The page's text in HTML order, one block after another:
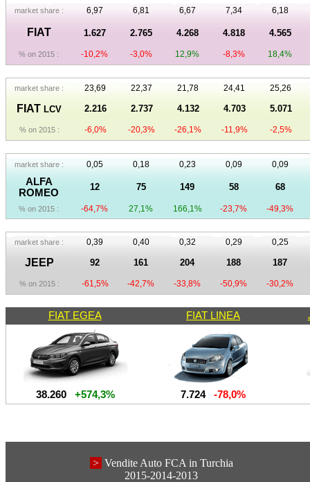
market share : 6,97 6,81 6,67 7,34 6,18
FIAT 1.627 2.765 4.268 4.818 4.565
% on 2015 : -10,2% -3,0% 12,9% -8,3% 18,4%
market share : 23,69 22,37 21,78 24,41 25,26
FIAT LCV 2.216 2.737 4.132 4.703 5.071
% on 2015 : -6,0% -20,3% -26,1% -11,9% -2,5%
market share : 0,05 0,18 0,23 0,09 0,09
ALFA
ROMEO
12 75 149 58 68
% on 2015 : -64,7% 27,1% 166,1% -23,7% -49,3%
market share : 0,39 0,40 0,32 0,29 0,25
JEEP 92 161 204 188 187
% on 2015 : -61,5% -42,7% -33,8% -50,9% -30,2%
FIAT EGEA FIAT LINEA
38.260 +574,3% 7.724 -78,0%
> Vendite Auto FCA in Turchia
2015-2014-2013